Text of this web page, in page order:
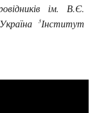
ім. В.Є.
3Інститут